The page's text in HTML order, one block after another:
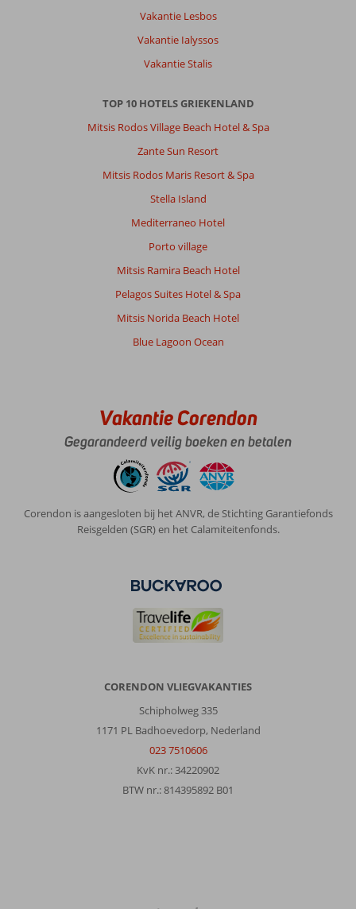
Vakantie Lesbos
Vakantie Ialyssos
Vakantie Stalis
TOP 10 HOTELS GRIEKENLAND
Mitsis Rodos Village Beach Hotel & Spa
Zante Sun Resort
Mitsis Rodos Maris Resort & Spa
Stella Island
Mediterraneo Hotel
Porto village
Mitsis Ramira Beach Hotel
Pelagos Suites Hotel & Spa
Mitsis Norida Beach Hotel
Blue Lagoon Ocean
Vakantie Corendon
Gegarandeerd veilig boeken en betalen
Corendon is aangesloten bij het ANVR, de Stichting Garantiefonds
Reisgelden (SGR) en het Calamiteitenfonds.
CORENDON VLIEGVAKANTIES
Schipholweg 335
1171 PL Badhoevedorp, Nederland
023 7510606
KvK nr.: 34220902
BTW nr.: 814395892 B01